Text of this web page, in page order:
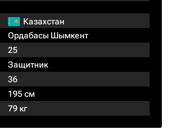
Казахстан
Ордабасы Шымкент
25
Защитник
36
195 см
79 кг